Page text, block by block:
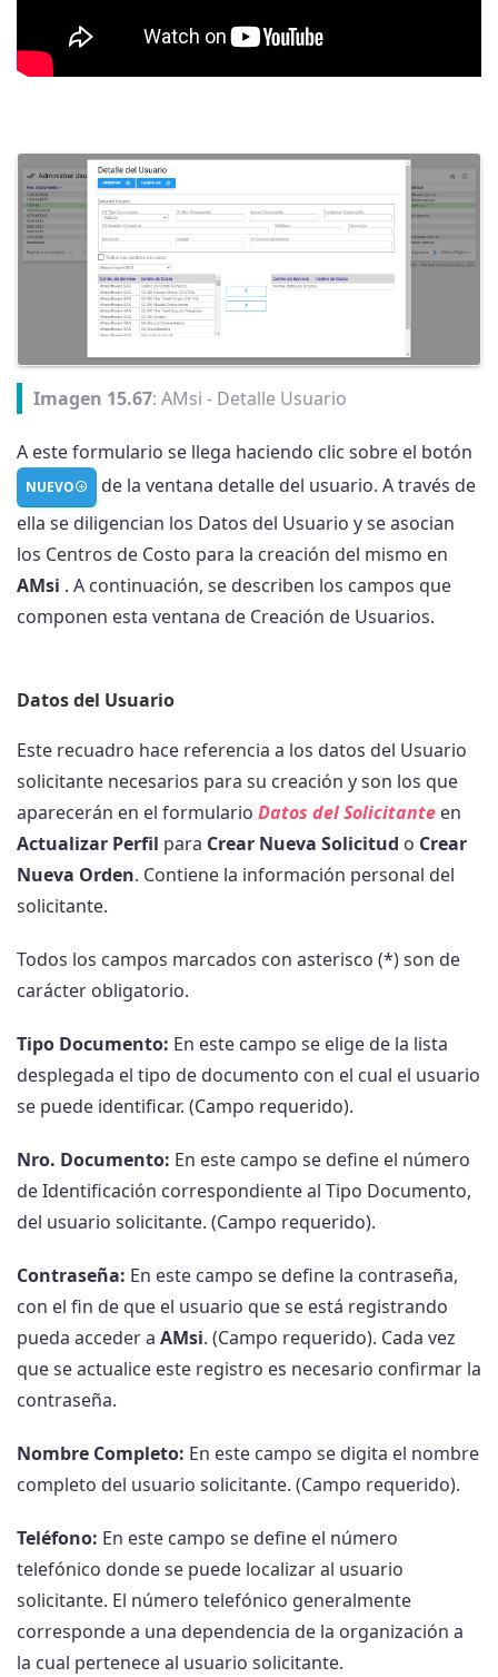
Imagen 15.67: AMsi - Detalle Usuario
A este formulario se llega haciendo clic sobre el botón
NUEVO
de la ventana detalle del usuario. A través de
ella se diligencian los Datos del Usuario y se asocian
los Centros de Costo para la creación del mismo en
AMsi . A continuación, se describen los campos que
componen esta ventana de Creación de Usuarios.
Datos del Usuario
Este recuadro hace referencia a los datos del Usuario
solicitante necesarios para su creación y son los que
aparecerán en el formulario Datos del Solicitante en
Actualizar Perfil para Crear Nueva Solicitud o Crear
Nueva Orden. Contiene la información personal del
solicitante.
Todos los campos marcados con asterisco (*) son de
carácter obligatorio.
Tipo Documento: En este campo se elige de la lista
desplegada el tipo de documento con el cual el usuario
se puede identificar. (Campo requerido).
Nro. Documento: En este campo se define el número
de Identificación correspondiente al Tipo Documento,
del usuario solicitante. (Campo requerido).
Contraseña: En este campo se define la contraseña,
con el fin de que el usuario que se está registrando
pueda acceder a AMsi. (Campo requerido). Cada vez
que se actualice este registro es necesario confirmar la
contraseña.
Nombre Completo: En este campo se digita el nombre
completo del usuario solicitante. (Campo requerido).
Teléfono: En este campo se define el número
telefónico donde se puede localizar al usuario
solicitante. El número telefónico generalmente
corresponde a una dependencia de la organización a
la cual pertenece al usuario solicitante.